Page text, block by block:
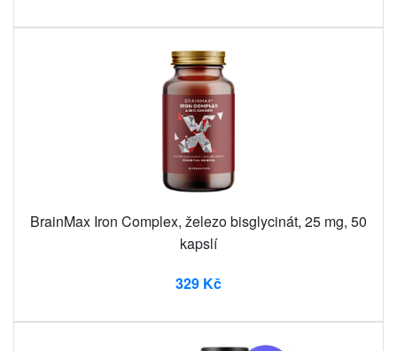
BrainMax Iron Complex, železo bisglycinát, 25 mg, 50
kapslí
329 Kč